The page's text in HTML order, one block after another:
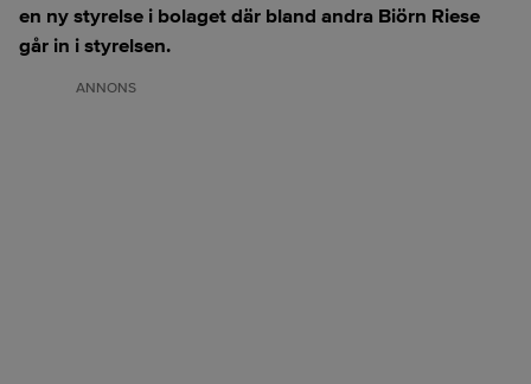
en ny styrelse i bolaget där bland andra Biörn Riese
går in i styrelsen.
ANNONS